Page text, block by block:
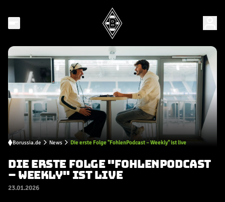
Borussia.de News Die erste Folge "FohlenPodcast – Weekly" ist live
DIE ERSTE FOLGE "FOHLENPODCAST
– WEEKLY" IST LIVE
23.01.2026